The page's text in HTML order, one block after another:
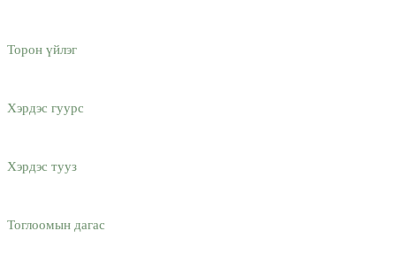
Торон үйлэг
Хэрдэс гуурс
Хэрдэс тууз
Тоглоомын дагас